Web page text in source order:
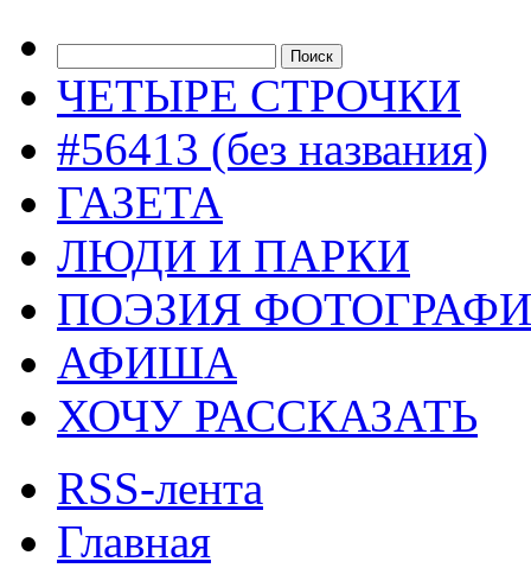
ЧЕТЫРЕ СТРОЧКИ
#56413 (без названия)
ГАЗЕТА
ЛЮДИ И ПАРКИ
ПОЭЗИЯ
АФИША
ХОЧУ РАССКАЗАТЬ
RSS-лента
Главная